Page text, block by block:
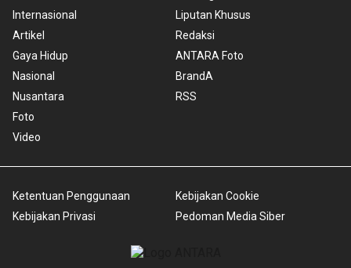
Internasional
Artikel
Gaya Hidup
Nasional
Nusantara
Foto
Video
Liputan Khusus
Redaksi
ANTARA Foto
BrandA
RSS
Ketentuan Penggunaan
Kebijakan Privasi
Kebijakan Cookie
Pedoman Media Siber